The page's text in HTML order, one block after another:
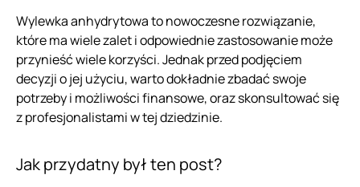
Wylewka anhydrytowa to nowoczesne rozwiązanie,
które ma wiele zalet i odpowiednie zastosowanie może
przynieść wiele korzyści. Jednak przed podjęciem
decyzji o jej użyciu, warto dokładnie zbadać swoje
potrzeby i możliwości finansowe, oraz skonsultować się
z profesjonalistami w tej dziedzinie.
Jak przydatny był ten post?